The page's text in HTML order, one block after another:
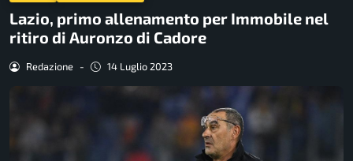
Lazio, primo allenamento per Immobile nel
ritiro di Auronzo di Cadore
Redazione - 14 Luglio 2023